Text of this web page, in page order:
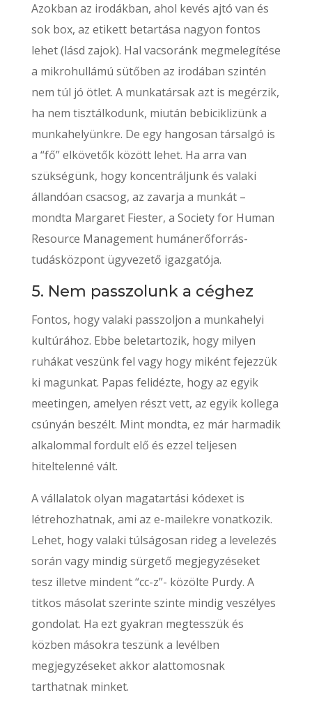
Azokban az irodákban, ahol kevés ajtó van és
sok box, az etikett betartása nagyon fontos
lehet (lásd zajok). Hal vacsoránk megmelegítése
a mikrohullámú sütőben az irodában szintén
nem túl jó ötlet. A munkatársak azt is megérzik,
ha nem tisztálkodunk, miután bebiciklizünk a
munkahelyünkre. De egy hangosan társalgó is
a “fő” elkövetők között lehet. Ha arra van
szükségünk, hogy koncentráljunk és valaki
állandóan csacsog, az zavarja a munkát –
mondta Margaret Fiester, a Society for Human
Resource Management humánerőforrás-
tudásközpont ügyvezető igazgatója.
5. Nem passzolunk a céghez
Fontos, hogy valaki passzoljon a munkahelyi
kultúrához. Ebbe beletartozik, hogy milyen
ruhákat veszünk fel vagy hogy miként fejezzük
ki magunkat. Papas felidézte, hogy az egyik
meetingen, amelyen részt vett, az egyik kollega
csúnyán beszélt. Mint mondta, ez már harmadik
alkalommal fordult elő és ezzel teljesen
hiteltelenné vált.
A vállalatok olyan magatartási kódexet is
létrehozhatnak, ami az e-mailekre vonatkozik.
Lehet, hogy valaki túlságosan rideg a levelezés
során vagy mindig sürgető megjegyzéseket
tesz illetve mindent “cc-z”- közölte Purdy. A
titkos másolat szerinte szinte mindig veszélyes
gondolat. Ha ezt gyakran megtesszük és
közben másokra teszünk a levélben
megjegyzéseket akkor alattomosnak
tarthatnak minket.